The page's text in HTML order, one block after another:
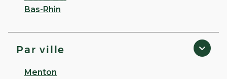
Bas-Rhin
Par ville
Menton